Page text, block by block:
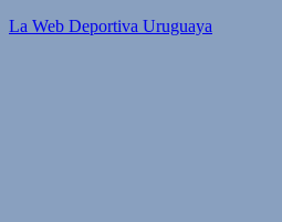
La Web Deportiva Uruguaya